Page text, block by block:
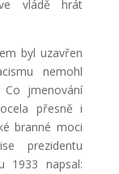
vládě hrát
byl uzavřen
nemohl
jmenování
přesně i
branné moci
prezidentu
1933 napsal: